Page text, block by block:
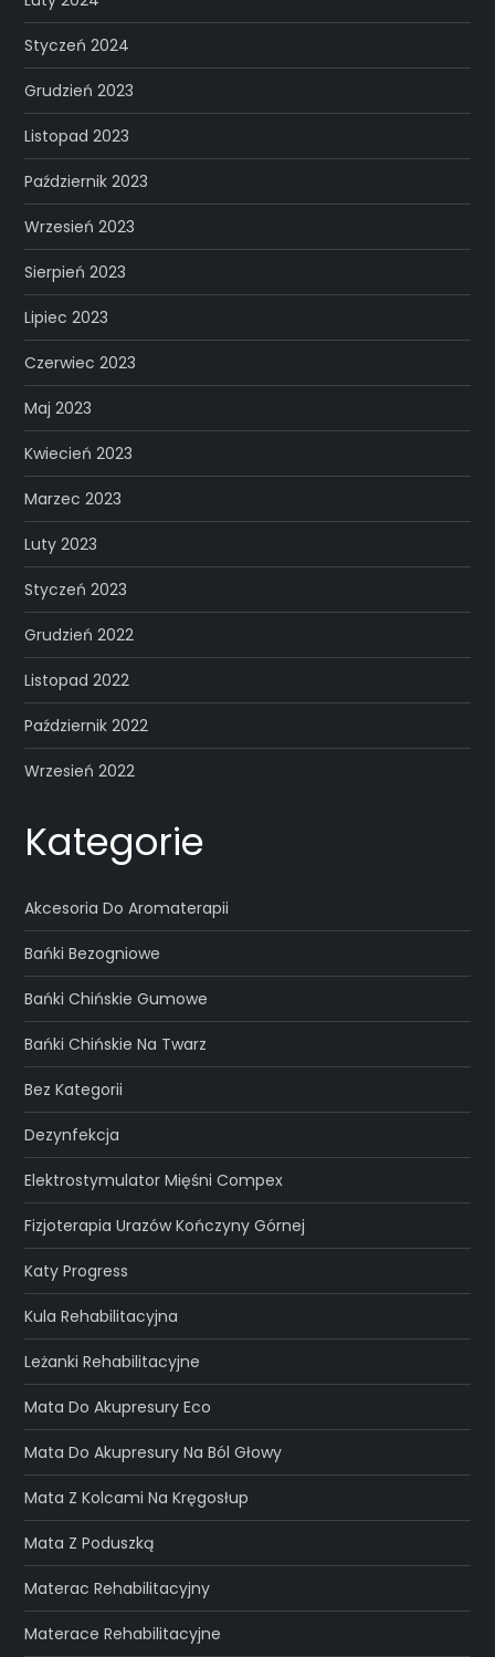
Styczeń 2024
Grudzień 2023
Listopad 2023
Październik 2023
Wrzesień 2023
Sierpień 2023
Lipiec 2023
Czerwiec 2023
Maj 2023
Kwiecień 2023
Marzec 2023
Luty 2023
Styczeń 2023
Grudzień 2022
Listopad 2022
Październik 2022
Wrzesień 2022
Kategorie
Akcesoria Do Aromaterapii
Bańki Bezogniowe
Bańki Chińskie Gumowe
Bańki Chińskie Na Twarz
Bez Kategorii
Dezynfekcja
Elektrostymulator Mięśni Compex
Fizjoterapia Urazów Kończyny Górnej
Katy Progress
Kula Rehabilitacyjna
Leżanki Rehabilitacyjne
Mata Do Akupresury Eco
Mata Do Akupresury Na Ból Głowy
Mata Z Kolcami Na Kręgosłup
Mata Z Poduszką
Materac Rehabilitacyjny
Materace Rehabilitacyjne